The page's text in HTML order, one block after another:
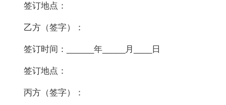
签订地点：
乙方（签字）：
签订时间：______年_____月____日
签订地点：
丙方（签字）：